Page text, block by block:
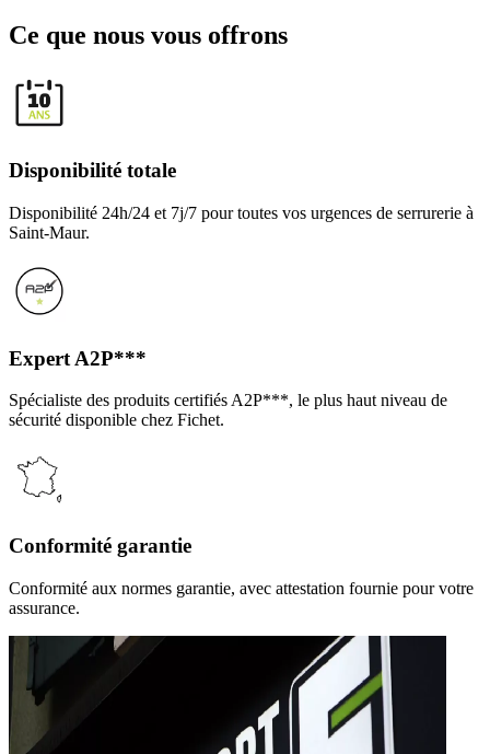
Ce que nous vous offrons
Disponibilité totale
Disponibilité 24h/24 et 7j/7 pour toutes vos urgences de serrurerie à
Saint-Maur.
Expert A2P***
Spécialiste des produits certifiés A2P***, le plus haut niveau de
sécurité disponible chez Fichet.
Conformité garantie
Conformité aux normes garantie, avec attestation fournie pour votre
assurance.